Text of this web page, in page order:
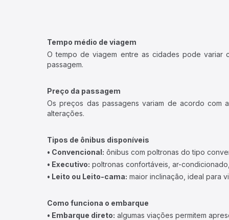
Tempo médio de viagem
O tempo de viagem entre as cidades pode variar
passagem.
Preço da passagem
Os preços das passagens variam de acordo com
alterações.
Tipos de ônibus disponíveis
• Convencional: ônibus com poltronas do tipo
• Executivo: poltronas confortáveis, ar-
• Leito ou Leito-cama: maior inclinação, ideal para
Como funciona o embarque
• Embarque direto: algumas viações permitem